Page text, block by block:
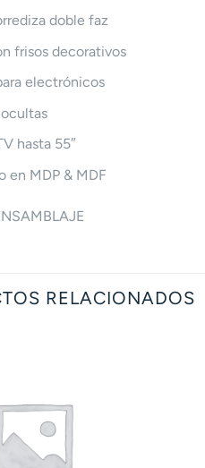
doble faz
frisos decorativos
electrónicos
hasta 55″
en MDP & MDF
RELACIONADOS